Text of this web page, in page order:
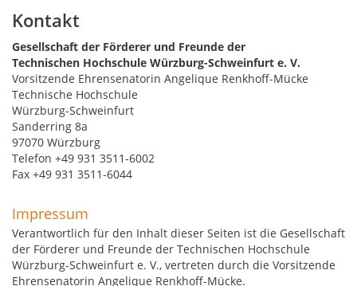
Kontakt
Gesellschaft der Förderer und Freunde der
Technischen Hochschule Würzburg-Schweinfurt e. V.
Vorsitzende Ehrensenatorin Angelique Renkhoff-Mücke
Technische Hochschule
Würzburg-Schweinfurt
Sanderring 8a
97070 Würzburg
Telefon +49 931 3511-6002
Fax +49 931 3511-6044
Impressum
Verantwortlich für den Inhalt dieser Seiten ist die Gesellschaft
der Förderer und Freunde der Technischen Hochschule
Würzburg-Schweinfurt e. V., vertreten durch die Vorsitzende
Ehrensenatorin Angelique Renkhoff-Mücke.